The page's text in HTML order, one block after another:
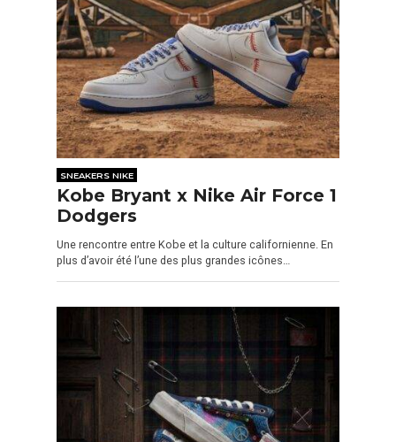
SNEAKERS NIKE
Kobe Bryant x Nike Air Force 1
Dodgers
Une rencontre entre Kobe et la culture californienne. En
plus d’avoir été l’une des plus grandes icônes…